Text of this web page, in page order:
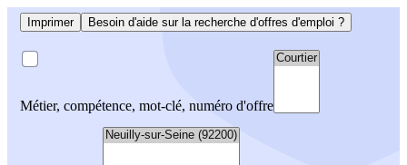
Imprimer Besoin d'aide sur la recherche d'offres d'emploi ?
Métier, compétence, mot-clé, numéro d'offre